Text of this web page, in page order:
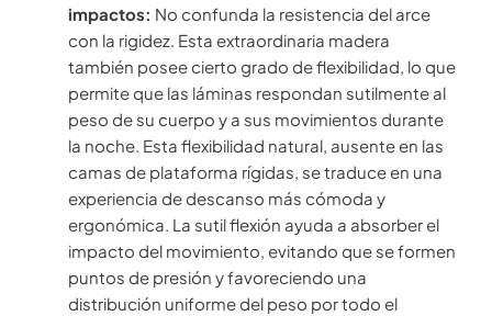
impactos: No confunda la resistencia del arce
con la rigidez. Esta extraordinaria madera
también posee cierto grado de flexibilidad, lo que
permite que las láminas respondan sutilmente al
peso de su cuerpo y a sus movimientos durante
la noche. Esta flexibilidad natural, ausente en las
camas de plataforma rígidas, se traduce en una
experiencia de descanso más cómoda y
ergonómica. La sutil flexión ayuda a absorber el
impacto del movimiento, evitando que se formen
puntos de presión y favoreciendo una
distribución uniforme del peso por todo el